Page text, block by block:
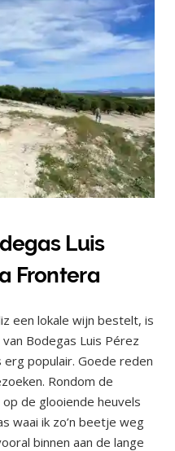
Luis
Frontera
een lokale wijn bestelt, is
Bodegas Luis Pérez
populair. Goede reden
Rondom de
de glooiende heuvels
waai ik zo’n beetje weg
binnen aan de lange